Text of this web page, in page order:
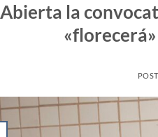
Abierta la